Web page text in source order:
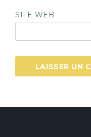
SITE WEB